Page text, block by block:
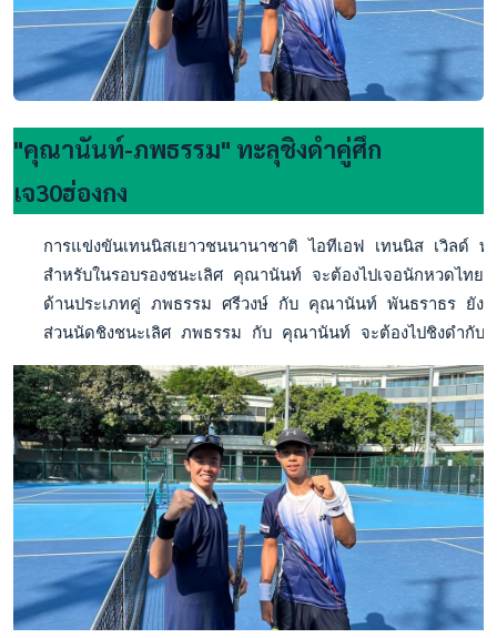
"คุณานันท์-ภพธรรม" ทะลุชิงดำคู่ศึก
เจ30ฮ่องกง
การแข่งขันเทนนิสเยาวชนนานาชาติ ไอทีเอฟ เทนนิส เวิลด์
สำหรับในรอบรองชนะเลิศ คุณานันท์ จะต้องไปเจอนักหวดไทย
ด้านประเภทคู่ ภพธรรม ศรีวงษ์ กับ คุณานันท์ พันธราธร ยังค
ส่วนนัดชิงชนะเลิศ ภพธรรม กับ คุณานันท์ จะต้องไปชิงดำกับ